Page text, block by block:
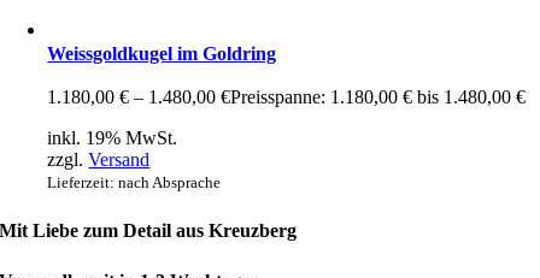
Weissgoldkugel im Goldring
1.180,00€ – 1.480,00€Preisspanne: 1.180,00 € bis 1.480,00 €
inkl. 19% MwSt.
zzgl.Versand
Lieferzeit: nach Absprache
Mit Liebe zum Detail aus Kreuzberg